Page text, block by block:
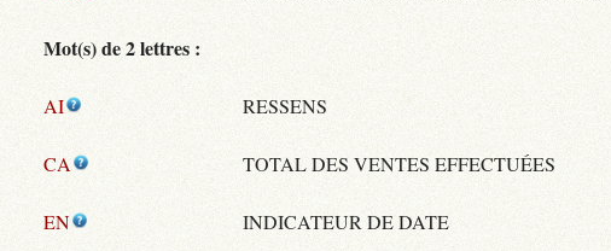
Mot(s) de 2 lettres :
AI RESSENS
CA TOTAL DES VENTES EFFECTUÉES
EN INDICATEUR DE DATE